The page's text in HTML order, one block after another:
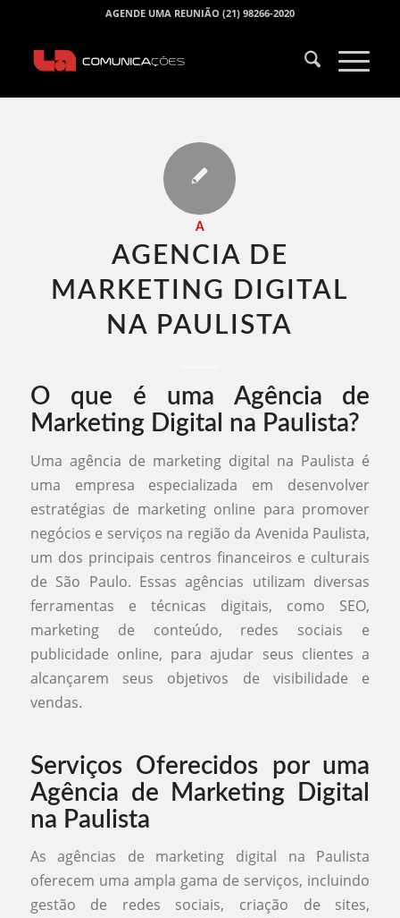
AGENDE UMA REUNIÃO (21) 98266-2020
A
AGENCIA DE
MARKETING DIGITAL
NA PAULISTA​
O que é uma Agência de
Marketing Digital na Paulista?
Uma agência de marketing digital na Paulista é
uma empresa especializada em desenvolver
estratégias de marketing online para promover
negócios e serviços na região da Avenida Paulista,
um dos principais centros financeiros e culturais
de São Paulo. Essas agências utilizam diversas
ferramentas e técnicas digitais, como SEO,
marketing de conteúdo, redes sociais e
publicidade online, para ajudar seus clientes a
alcançarem seus objetivos de visibilidade e
vendas.
Serviços Oferecidos por uma
Agência de Marketing Digital
na Paulista
As agências de marketing digital na Paulista
oferecem uma ampla gama de serviços, incluindo
gestão de redes sociais, criação de sites,